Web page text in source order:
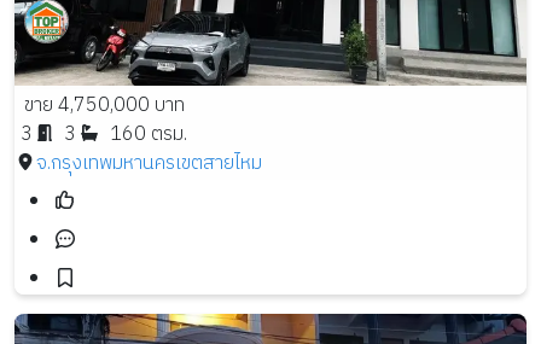
ขาย 4,750,000 บาท
3
3
160 ตรม.
จ.กรุงเทพมหานครเขตสายไหม